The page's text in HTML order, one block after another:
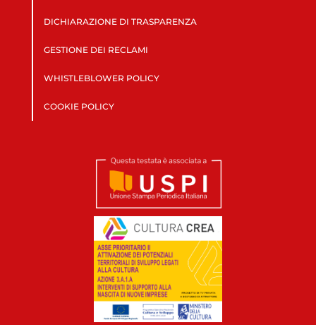
DICHIARAZIONE DI TRASPARENZA
GESTIONE DEI RECLAMI
WHISTLEBLOWER POLICY
COOKIE POLICY